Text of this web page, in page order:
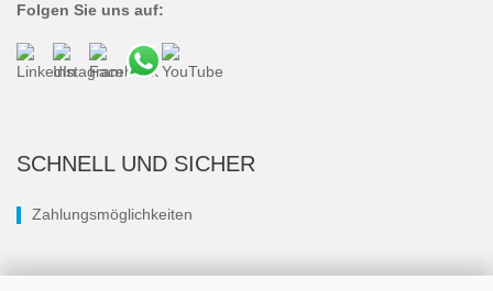
Folgen Sie uns auf:
SCHNELL UND SICHER
Zahlungsmöglichkeiten